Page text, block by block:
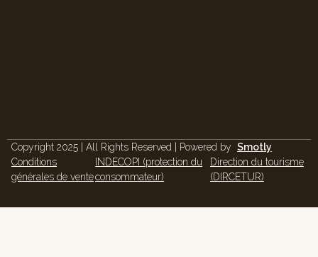
Copyright 2025 | All Rights Reserved | Powered by Smotly
Conditions
générales de vente
INDECOPI (protection du
consommateur)
Direction du tourisme
(DIRCETUR)